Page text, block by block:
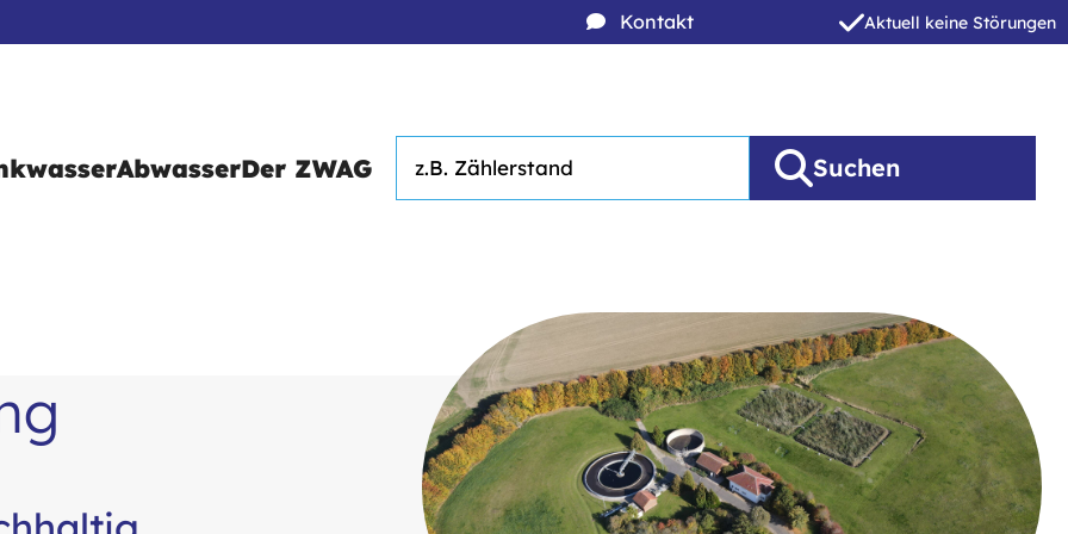
Kontakt Aktuell keine Störungen
AbwasserDer ZWAG Suchen